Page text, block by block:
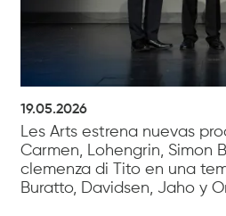
19.05.2026
Les Arts estrena nuevas
Carmen, Lohengrin, Simon
clemenza di Tito en una
Buratto, Davidsen, Jaho y